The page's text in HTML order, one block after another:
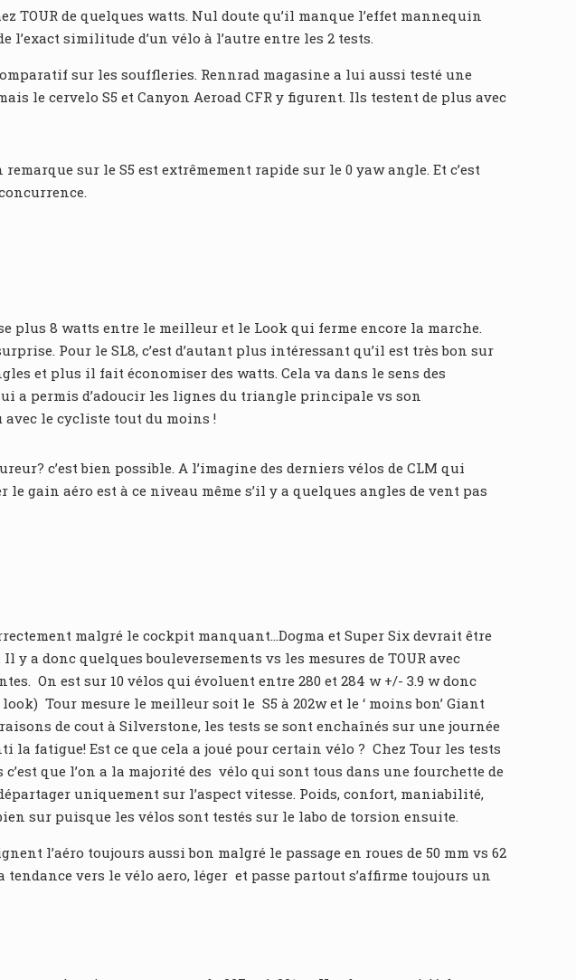
TOUR de quelques watts. Nul doute qu’il manque l’effet mannequin
similitude d’un vélo à l’autre entre les 2 tests.
sur les souffleries. Rennrad magasine a lui aussi testé une
le cervelo S5 et Canyon Aeroad CFR y figurent. Ils testent de plus avec
sur le S5 est extrêmement rapide sur le 0 yaw angle. Et c’est
plus 8 watts entre le meilleur et le Look qui ferme encore la marche.
Pour le SL8, c’est d’autant plus intéressant qu’il est très bon sur
et plus il fait économiser des watts. Cela va dans le sens des
a permis d’adoucir les lignes du triangle principale vs son
avec le cycliste tout du moins !
c’est bien possible. A l’imagine des derniers vélos de CLM qui
gain aéro est à ce niveau même s’il y a quelques angles de vent pas
malgré le cockpit manquant…Dogma et Super Six devrait être
a donc quelques bouleversements vs les mesures de TOUR avec
On est sur 10 vélos qui évoluent entre 280 et 284 w +/- 3.9 w donc
Tour mesure le meilleur soit le S5 à 202w et le ‘ moins bon’ Giant
de cout à Silverstone, les tests se sont enchaînés sur une journée
fatigue! Est ce que cela a joué pour certain vélo ? Chez Tour les tests
que l’on a la majorité des vélo qui sont tous dans une fourchette de
uniquement sur l’aspect vitesse. Poids, confort, maniabilité,
sur puisque les vélos sont testés sur le labo de torsion ensuite.
l’aéro toujours aussi bon malgré le passage en roues de 50 mm vs 62
vers le vélo aero, léger et passe partout s’affirme toujours un